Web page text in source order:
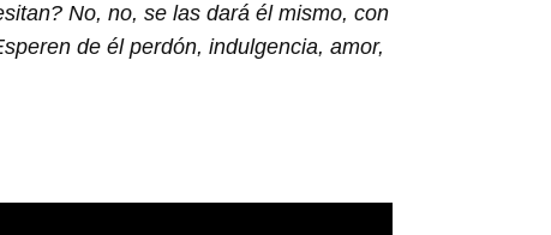
No, no, se las dará él mismo, con
de él perdón, indulgencia, amor,